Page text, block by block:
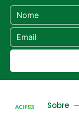
Sobre